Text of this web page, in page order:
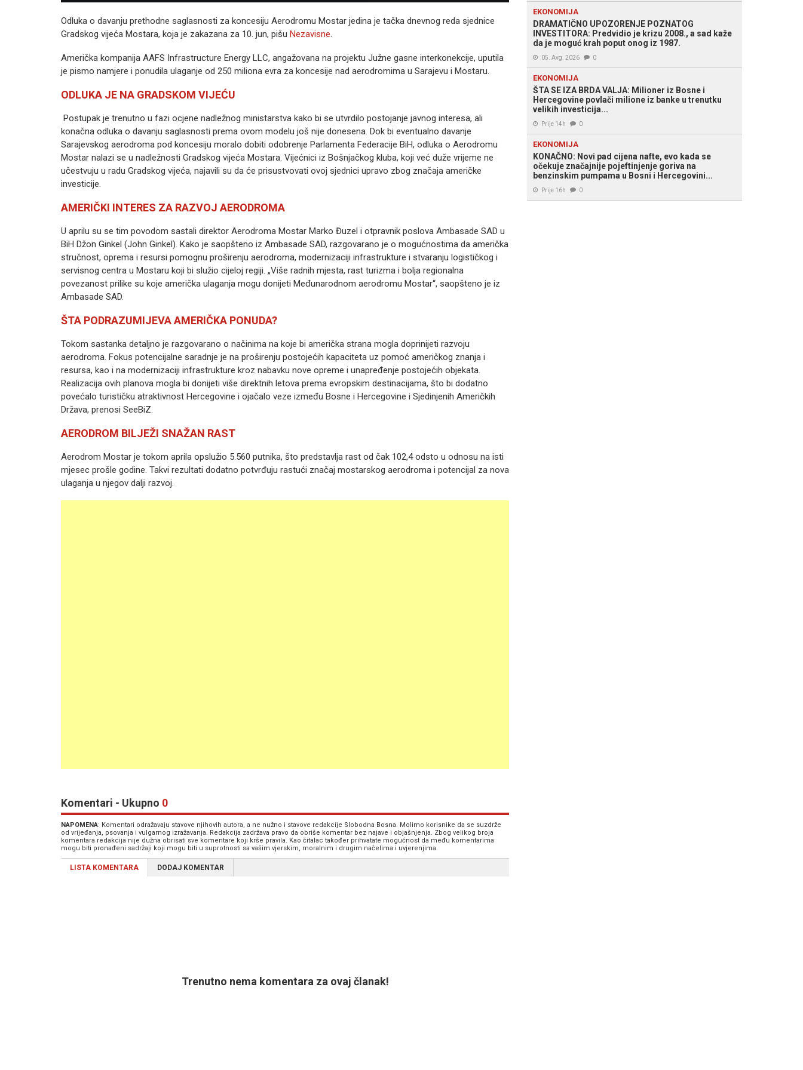
Odluka o davanju prethodne saglasnosti za koncesiju Aerodromu Mostar jedina je tačka dnevnog reda sjednice
Gradskog vijeća Mostara, koja je zakazana za 10. jun, pišu Nezavisne.
Američka kompanija AAFS Infrastructure Energy LLC, angažovana na projektu Južne gasne interkonekcije, uputila
je pismo namjere i ponudila ulaganje od 250 miliona evra za koncesije nad aerodromima u Sarajevu i Mostaru.
ODLUKA JE NA GRADSKOM VIJEĆU
Postupak je trenutno u fazi ocjene nadležnog ministarstva kako bi se utvrdilo postojanje javnog interesa, ali
konačna odluka o davanju saglasnosti prema ovom modelu još nije donesena. Dok bi eventualno davanje
Sarajevskog aerodroma pod koncesiju moralo dobiti odobrenje Parlamenta Federacije BiH, odluka o Aerodromu
Mostar nalazi se u nadležnosti Gradskog vijeća Mostara. Vijećnici iz Bošnjačkog kluba, koji već duže vrijeme ne
učestvuju u radu Gradskog vijeća, najavili su da će prisustvovati ovoj sjednici upravo zbog značaja američke
investicije.
AMERIČKI INTERES ZA RAZVOJ AERODROMA
U aprilu su se tim povodom sastali direktor Aerodroma Mostar Marko Đuzel i otpravnik poslova Ambasade SAD u
BiH Džon Ginkel (John Ginkel). Kako je saopšteno iz Ambasade SAD, razgovarano je o mogućnostima da američka
stručnost, oprema i resursi pomognu proširenju aerodroma, modernizaciji infrastrukture i stvaranju logističkog i
servisnog centra u Mostaru koji bi služio cijeloj regiji. „Više radnih mjesta, rast turizma i bolja regionalna
povezanost prilike su koje američka ulaganja mogu donijeti Međunarodnom aerodromu Mostar“, saopšteno je iz
Ambasade SAD.
ŠTA PODRAZUMIJEVA AMERIČKA PONUDA?
Tokom sastanka detaljno je razgovarano o načinima na koje bi američka strana mogla doprinijeti razvoju
aerodroma. Fokus potencijalne saradnje je na proširenju postojećih kapaciteta uz pomoć američkog znanja i
resursa, kao i na modernizaciji infrastrukture kroz nabavku nove opreme i unapređenje postojećih objekata.
Realizacija ovih planova mogla bi donijeti više direktnih letova prema evropskim destinacijama, što bi dodatno
povećalo turističku atraktivnost Hercegovine i ojačalo veze između Bosne i Hercegovine i Sjedinjenih Američkih
Država, prenosi SeeBiZ.
AERODROM BILJEŽI SNAŽAN RAST
Aerodrom Mostar je tokom aprila opslužio 5.560 putnika, što predstavlja rast od čak 102,4 odsto u odnosu na isti
mjesec prošle godine. Takvi rezultati dodatno potvrđuju rastući značaj mostarskog aerodroma i potencijal za nova
ulaganja u njegov dalji razvoj.
Komentari - Ukupno 0
NAPOMENA: Komentari odražavaju stavove njihovih autora, a ne nužno i stavove redakcije Slobodna Bosna. Molimo korisnike da se suzdrže
od vrijeđanja, psovanja i vulgarnog izražavanja. Redakcija zadržava pravo da obriše komentar bez najave i objašnjenja. Zbog velikog broja
komentara redakcija nije dužna obrisati sve komentare koji krše pravila. Kao čitalac također prihvatate mogućnost da među komentarima
mogu biti pronađeni sadržaji koji mogu biti u suprotnosti sa vašim vjerskim, moralnim i drugim načelima i uvjerenjima.
LISTA KOMENTARA DODAJ KOMENTAR
Trenutno nema komentara za ovaj članak!
EKONOMIJA
DRAMATIČNO UPOZORENJE POZNATOG
INVESTITORA: Predvidio je krizu 2008., a sad kaže
da je moguć krah poput onog iz 1987.
05. Avg. 2026 0
EKONOMIJA
ŠTA SE IZA BRDA VALJA: Milioner iz Bosne i
Hercegovine povlači milione iz banke u trenutku
velikih investicija...
Prije 14h 0
EKONOMIJA
KONAČNO: Novi pad cijena nafte, evo kada se
očekuje značajnije pojeftinjenje goriva na
benzinskim pumpama u Bosni i Hercegovini...
Prije 16h 0